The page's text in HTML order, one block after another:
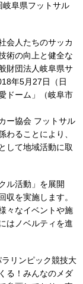
阜県フットサル
会人たちのサッカ
術の向上と健全な
財団法人岐阜県サ
年5月27日（日
ドーム」（岐阜市
ー協会 フットサル
わることにより、
して地域活動に取
ル活動」を展開
収を実施します。
々なイベントや施
はノベルティを進
リンピック競技大
る！みんなのメダ